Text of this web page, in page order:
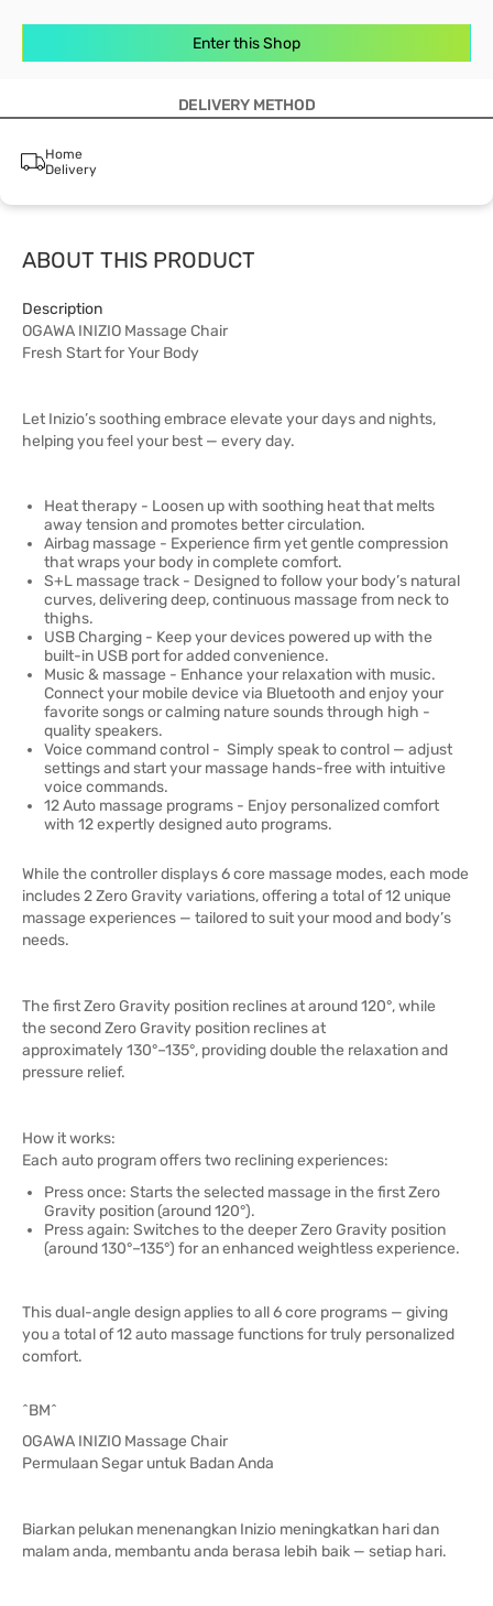
Enter this Shop
DELIVERY METHOD
Home
Delivery
ABOUT THIS PRODUCT
Description
OGAWA INIZIO Massage Chair
Fresh Start for Your Body
Let Inizio’s soothing embrace elevate your days and nights,
helping you feel your best — every day.
Heat therapy - Loosen up with soothing heat that melts
away tension and promotes better circulation.
Airbag massage - Experience firm yet gentle compression
that wraps your body in complete comfort.
S+L massage track - Designed to follow your body’s natural
curves, delivering deep, continuous massage from neck to
thighs.
USB Charging - Keep your devices powered up with the
built-in USB port for added convenience.
Music & massage - Enhance your relaxation with music.
Connect your mobile device via Bluetooth and enjoy your
favorite songs or calming nature sounds through high -
quality speakers.
Voice command control - Simply speak to control — adjust
settings and start your massage hands-free with intuitive
voice commands.
12 Auto massage programs - Enjoy personalized comfort
with 12 expertly designed auto programs.
While the controller displays 6 core massage modes, each mode
includes 2 Zero Gravity variations, offering a total of 12 unique
massage experiences — tailored to suit your mood and body’s
needs.
The first Zero Gravity position reclines at around 120°, while
the second Zero Gravity position reclines at
approximately 130°–135°, providing double the relaxation and
pressure relief.
How it works:
Each auto program offers two reclining experiences:
Press once: Starts the selected massage in the first Zero
Gravity position (around 120°).
Press again: Switches to the deeper Zero Gravity position
(around 130°–135°) for an enhanced weightless experience.
This dual-angle design applies to all 6 core programs — giving
you a total of 12 auto massage functions for truly personalized
comfort.
^BM^
OGAWA INIZIO Massage Chair
Permulaan Segar untuk Badan Anda
Biarkan pelukan menenangkan Inizio meningkatkan hari dan
malam anda, membantu anda berasa lebih baik — setiap hari.